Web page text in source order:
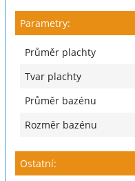
Parametry:
Průměr plachty
Tvar plachty
Průměr bazénu
Rozměr bazénu
Ostatní: